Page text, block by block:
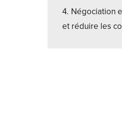
4. Négociation
et réduire les